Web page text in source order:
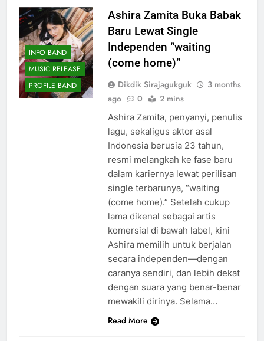
INFO BAND
MUSIC RELEASE
PROFILE BAND
Ashira Zamita Buka Babak
Baru Lewat Single
Independen “waiting
(come home)”
Dikdik Sirajagukguk
3 months
ago
0 2 mins
Ashira Zamita, penyanyi, penulis
lagu, sekaligus aktor asal
Indonesia berusia 23 tahun,
resmi melangkah ke fase baru
dalam kariernya lewat perilisan
single terbarunya, “waiting
(come home).” Setelah cukup
lama dikenal sebagai artis
komersial di bawah label, kini
Ashira memilih untuk berjalan
secara independen—dengan
caranya sendiri, dan lebih dekat
dengan suara yang benar-benar
mewakili dirinya. Selama…
Read More